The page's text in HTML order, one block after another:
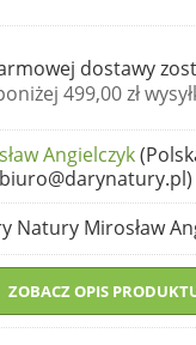
dostawy
499,00 zł
Angielczyk
Natury Mirosław
ZOBACZ OPIS